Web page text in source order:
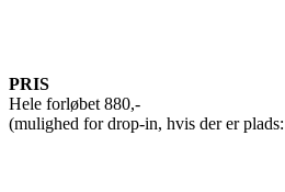
PRIS
Hele forløbet 880,-
(mulighed for drop-in, hvis der er